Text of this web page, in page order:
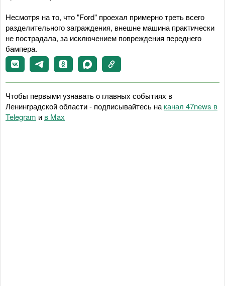
Несмотря на то, что "Ford" проехал примерно треть всего
разделительного заграждения, внешне машина практически
не пострадала, за исключением повреждения переднего
бампера.
Чтобы первыми узнавать о главных событиях в
Ленинградской области - подписывайтесь на канал 47news в
Telegram и в Maх